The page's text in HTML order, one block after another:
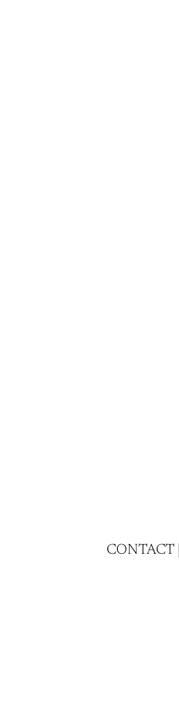
CONTACT